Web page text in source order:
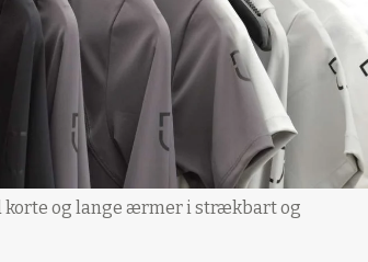
korte og lange ærmer i strækbart og